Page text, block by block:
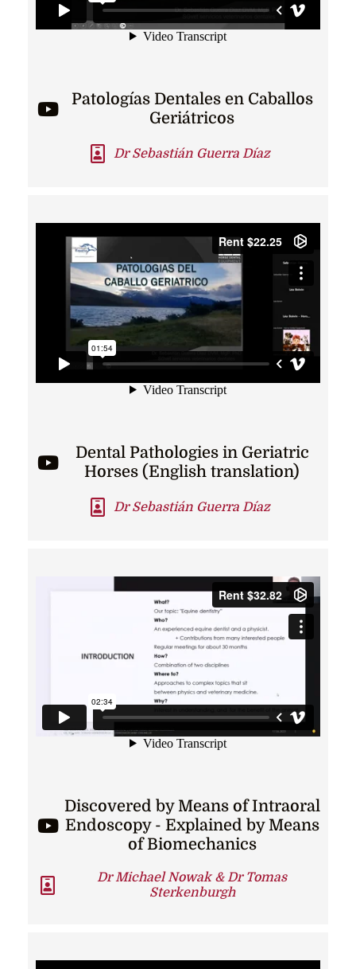
Patologías Dentales en Caballos
Geriátricos
Dr Sebastián Guerra Díaz
Dental Pathologies in Geriatric
Horses (English translation)
Dr Sebastián Guerra Díaz
Discovered by Means of Intraoral
Endoscopy - Explained by Means
of Biomechanics
Dr Michael Nowak & Dr Tomas
Sterkenburgh